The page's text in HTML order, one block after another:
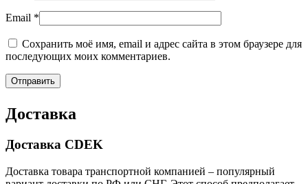
Email *
Сохранить моё имя, email и адрес сайта в этом браузере для
последующих моих комментариев.
Доставка
Доставка CDEK
Доставка товара транспортной компанией – популярный